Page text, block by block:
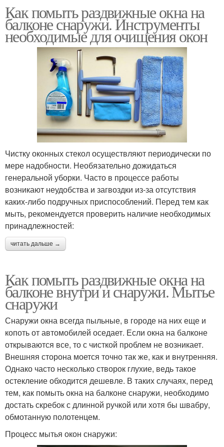
Как помыть раздвижные окна на
балконе снаружи. Инструменты
необходимые для очищения окон
Чистку оконных стекол осуществляют периодически по
мере надобности. Необязательно дожидаться
генеральной уборки. Часто в процессе работы
возникают неудобства и загвоздки из-за отсутствия
каких-либо подручных приспособлений. Перед тем как
мыть, рекомендуется проверить наличие необходимых
принадлежностей:
читать дальше →
Как помыть раздвижные окна на
балконе внутри и снаружи. Мытье
снаружи
Снаружи окна всегда пыльные, в городе на них еще и
копоть от автомобилей оседает. Если окна на балконе
открываются все, то с чисткой проблем не возникает.
Внешняя сторона моется точно так же, как и внутренняя.
Однако часто несколько створок глухие, ведь такое
остекление обходится дешевле. В таких случаях, перед
тем, как помыть окна на балконе снаружи, необходимо
достать скребок с длинной ручкой или хотя бы швабру,
обмотанную полотенцем.
Процесс мытья окон снаружи: